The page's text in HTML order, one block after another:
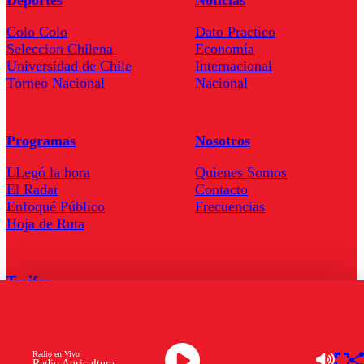
Radio en Vivo
Colo Colo
Seleccion Chilena
Universidad de Chile
Torneo Nacional
Dato Practico
Economía
Internacional
Nacional
Programas
LLegó la hora
El Radar
Enfoqué Público
Hoja de Ruta
Nosotros
Quienes Somos
Contacto
Frecuencias
Tarifas